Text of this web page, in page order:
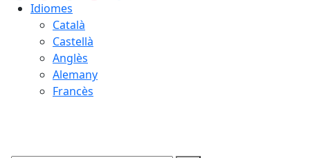
Idiomes
Català
Castellà
Anglès
Alemany
Francès